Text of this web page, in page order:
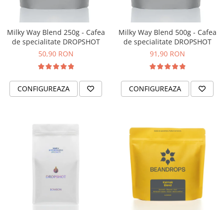
QuinSpin
RHINOWARES
Rocket
Scanomat
Soy
Sweet Revolution
Milky Way Blend 250g - Cafea
de specialitate DROPSHOT
50,90 RON
CONFIGUREAZA
Milky Way Blend 500g - Cafea
de specialitate DROPSHOT
91,90 RON
CONFIGUREAZA